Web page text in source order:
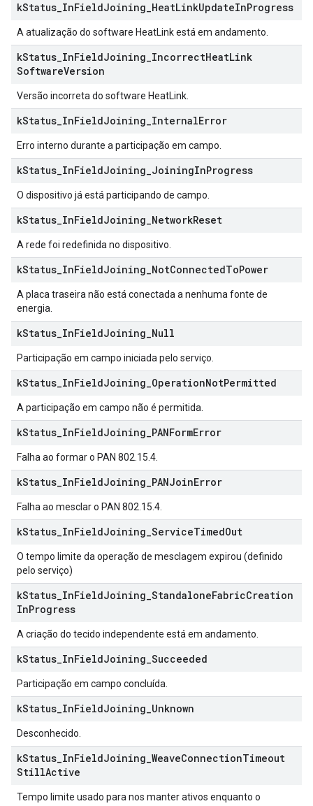
kStatus InFieldJoining HeatLinkUpdateInProgress
A atualização do software HeatLink está em andamento.
kStatus InFieldJoining IncorrectHeatLink
SoftwareVersion
Versão incorreta do software HeatLink.
kStatus InFieldJoining InternalError
Erro interno durante a participação em campo.
kStatus InFieldJoining JoiningInProgress
O dispositivo já está participando de campo.
kStatus InFieldJoining NetworkReset
A rede foi redefinida no dispositivo.
kStatus InFieldJoining NotConnectedToPower
A placa traseira não está conectada a nenhuma fonte de
energia.
kStatus InFieldJoining Null
Participação em campo iniciada pelo serviço.
kStatus InFieldJoining OperationNotPermitted
A participação em campo não é permitida.
kStatus InFieldJoining PANFormError
Falha ao formar o PAN 802.15.4.
kStatus InFieldJoining PANJoinError
Falha ao mesclar o PAN 802.15.4.
kStatus InFieldJoining ServiceTimedOut
O tempo limite da operação de mesclagem expirou (definido
pelo serviço)
kStatus InFieldJoining StandaloneFabricCreation
InProgress
A criação do tecido independente está em andamento.
kStatus InFieldJoining Succeeded
Participação em campo concluída.
kStatus InFieldJoining Unknown
Desconhecido.
kStatus InFieldJoining WeaveConnectionTimeout
StillActive
Tempo limite usado para nos manter ativos enquanto o